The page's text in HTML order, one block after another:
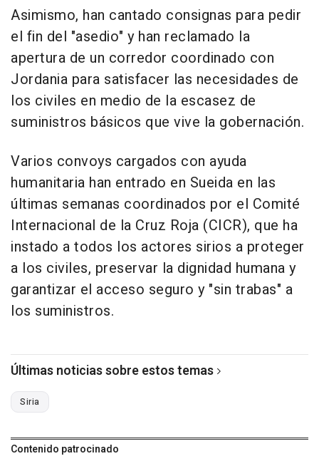
Asimismo, han cantado consignas para pedir
el fin del "asedio" y han reclamado la
apertura de un corredor coordinado con
Jordania para satisfacer las necesidades de
los civiles en medio de la escasez de
suministros básicos que vive la gobernación.
Varios convoys cargados con ayuda
humanitaria han entrado en Sueida en las
últimas semanas coordinados por el Comité
Internacional de la Cruz Roja (CICR), que ha
instado a todos los actores sirios a proteger
a los civiles, preservar la dignidad humana y
garantizar el acceso seguro y "sin trabas" a
los suministros.
Últimas noticias sobre estos temas
Siria
Contenido patrocinado